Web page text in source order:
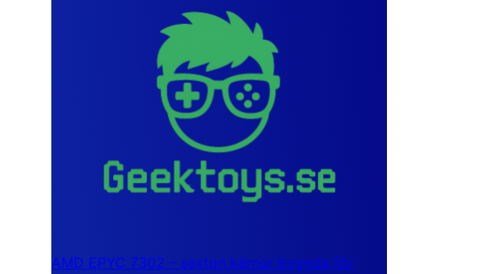
AMD EPYC 7302 – sexton kärnor byggda för